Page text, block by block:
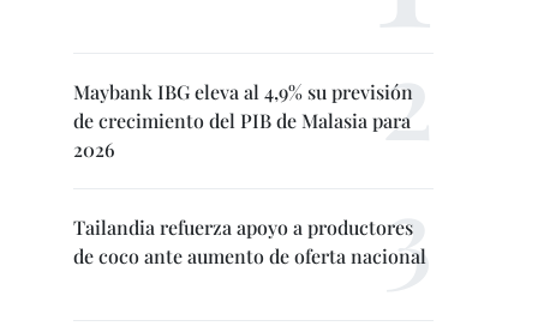
Maybank IBG eleva al 4,9% su previsión
de crecimiento del PIB de Malasia para
2026
Tailandia refuerza apoyo a productores
de coco ante aumento de oferta nacional